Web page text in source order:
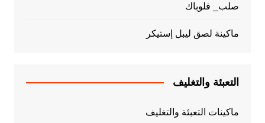
صلب_ فلوباك
ماكينة لصق ليبل إستيكر
التعبئة والتغليف
ماكينات التعبئة والتغليف